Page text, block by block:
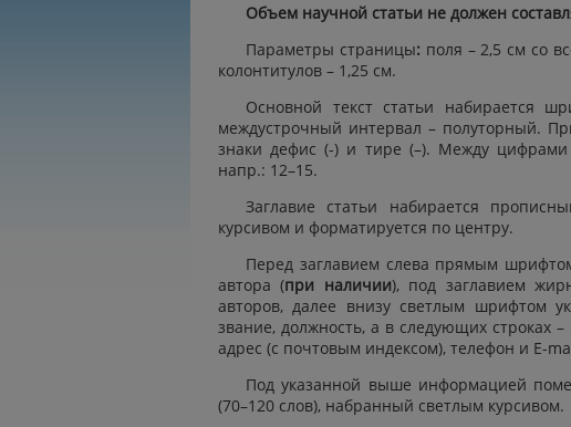
Объем научной статьи не должен
Параметры страницы: поля – 2,5 см со
колонтитулов – 1,25 см.
Основной текст статьи набирается
междустрочный интервал – полуторный.
знаки дефис (-) и тире (–). Между цифрами
напр.: 12–15.
Заглавие статьи набирается
курсивом и форматируется по центру.
Перед заглавием слева прямым
автора (при наличии), под заглавием
авторов, далее внизу светлым шрифтом
звание, должность, а в следующих строках
адрес (с почтовым индексом), телефон и E-
Под указанной выше информацией
(70–120 слов), набранный светлым курсивом.